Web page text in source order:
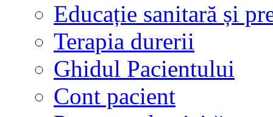
Educație sanitară și
Terapia durerii
Ghidul Pacientului
Cont pacient